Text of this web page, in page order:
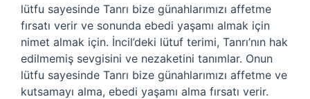
lütfu sayesinde Tanrı bize günahlarımızı affetme
fırsatı verir ve sonunda ebedi yaşamı almak için
nimet almak için. İncil’deki lütuf terimi, Tanrı’nın hak
edilmemiş sevgisini ve nezaketini tanımlar. Onun
lütfu sayesinde Tanrı bize günahlarımızı affetme ve
kutsamayı alma, ebedi yaşamı alma fırsatı verir.